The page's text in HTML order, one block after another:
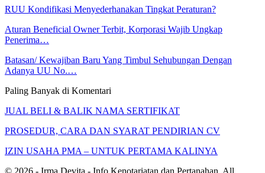
RUU Kondifikasi Menyederhanakan Tingkat Peraturan?
Aturan Beneficial Owner Terbit, Korporasi Wajib Ungkap
Penerima…
Batasan/ Kewajiban Baru Yang Timbul Sehubungan Dengan
Adanya UU No.…
Paling Banyak di Komentari
JUAL BELI & BALIK NAMA SERTIFIKAT
PROSEDUR, CARA DAN SYARAT PENDIRIAN CV
IZIN USAHA PMA – UNTUK PERTAMA KALINYA
© 2026 - Irma Devita - Info Kenotariatan dan Pertanahan. All